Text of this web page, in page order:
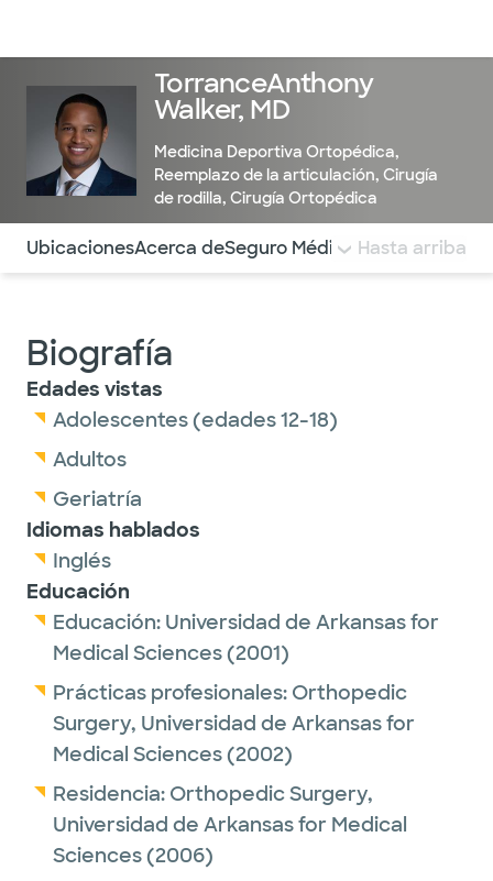
TorranceAnthony
Walker, MD
Medicina Deportiva Ortopédica,
Reemplazo de la articulación, Cirugía
de rodilla, Cirugía Ortopédica
Utilice esta navegación para saltar rápidamente a
UbicacionesAcerca deSeguro Médico COMENTARIOS
Hasta arriba
Biografía
Edades vistas
Adolescentes (edades 12-18)
Adultos
Geriatría
Idiomas hablados
Inglés
Educación
Educación: Universidad de Arkansas for
Medical Sciences(2001)
Prácticas profesionales: Orthopedic
Surgery, Universidad de Arkansas for
Medical Sciences(2002)
Residencia: Orthopedic Surgery,
Universidad de Arkansas for Medical
Sciences(2006)